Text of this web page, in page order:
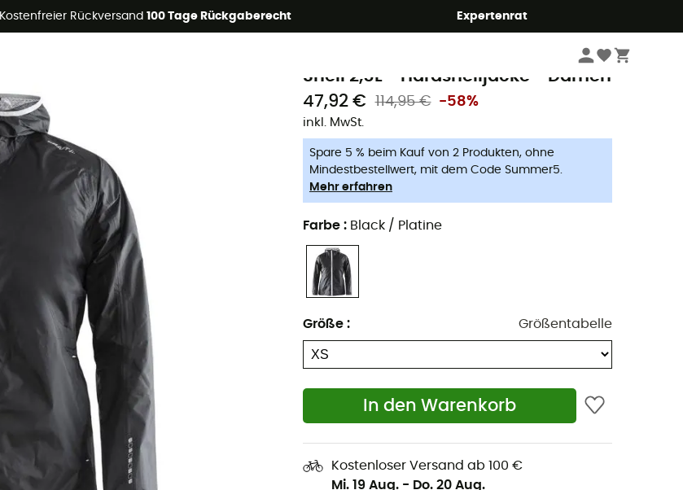
Kostenfreier Rückversand 100 Tage Rückgaberecht Expertenrat
-5% Extra - Code Summer5
Outdoor Jacken - Damen Regenjacken - Damen
Shell 2,5L - Hardshelljacke - Damen
47,92 €
114,95 € -58%
inkl. MwSt.
Spare 5 % beim Kauf von 2 Produkten, ohne
Mindestbestellwert, mit dem Code Summer5.
Mehr erfahren
Farbe : Black / Platine
Größe : Größentabelle
In den Warenkorb
Kostenloser Versand ab 100 €
Mi. 19 Aug. - Do. 20 Aug.